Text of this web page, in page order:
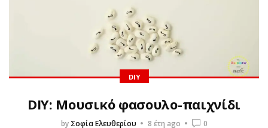
DIY
DIY: Μουσικό φασουλο-παιχνίδι
by Σοφία Ελευθερίου 8 έτη ago 0